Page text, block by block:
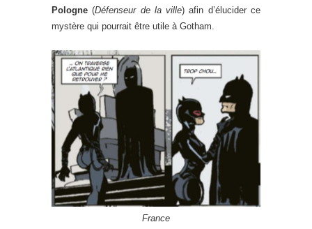
Pologne (Défenseur de la ville) afin d’élucider ce
mystère qui pourrait être utile à Gotham.
France